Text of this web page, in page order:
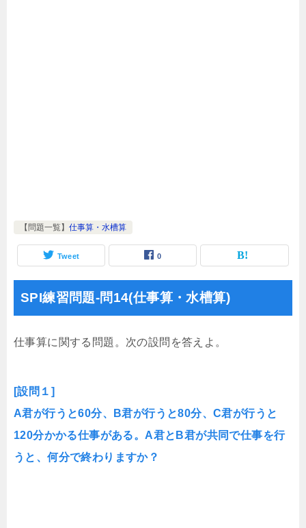
【問題一覧】 仕事算・水槽算
Tweet 0
SPI練習問題-問14(仕事算・水槽算)
仕事算に関する問題。次の設問を答えよ。
[設問１]
A君が行うと60分、B君が行うと80分、C君が行うと
120分かかる仕事がある。A君とB君が共同で仕事を行
うと、何分で終わりますか？